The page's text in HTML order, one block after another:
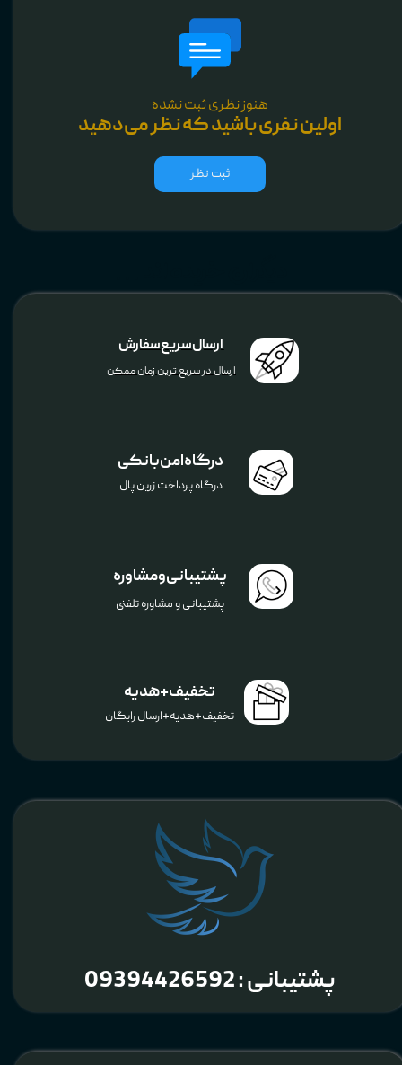
هنوز نظری ثبت نشده
اولین نفری باشید که نظر می‌دهید
ثبت نظر
پشتیبانی : 09394426592
ارسال سریع سفارش
ارسال در سریع ترین زمان ممکن
درگاه امن بانکی
درگاه پرداخت زرین پال
پشتیبانی و مشاوره
پشتیبانی و مشاوره تلفنی
تخفیف+هدیه
تخفیف+هدیه+ارسال رایگان